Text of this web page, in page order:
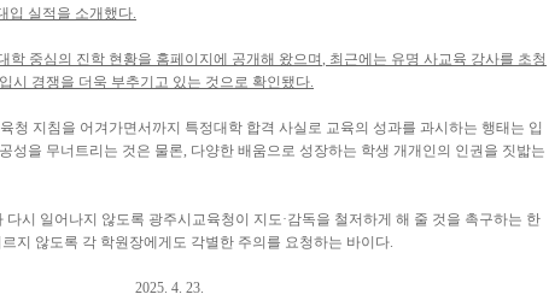
입 실적을 소개했다.
학 중심의 진학 현황을 홈페이지에 공개해 왔으며, 최근에는 유명 사교육 강사를 초청
시 경쟁을 더욱 부추기고 있는 것으로 확인됐다.
청 지침을 어겨가면서까지 특정대학 합격 사실로 교육의 성과를 과시하는 행태는 입
성을 무너트리는 것은 물론, 다양한 배움으로 성장하는 학생 개개인의 인권을 짓밟는
다시 일어나지 않도록 광주시교육청이 지도·감독을 철저하게 해 줄 것을 촉구하는 한
지 않도록 각 학원장에게도 각별한 주의를 요청하는 바이다.
2025. 4. 23.